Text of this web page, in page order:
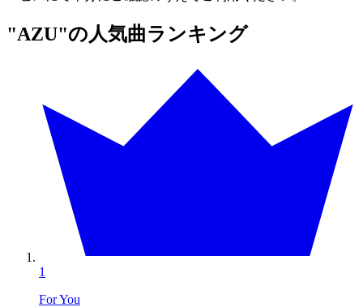
"AZU"の人気曲ランキング
1
For You